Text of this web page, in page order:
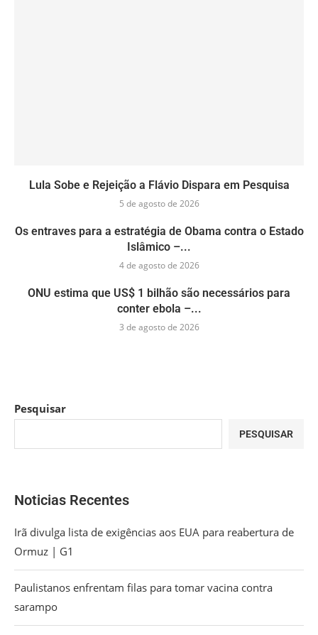
Lula Sobe e Rejeição a Flávio Dispara em Pesquisa
5 de agosto de 2026
Os entraves para a estratégia de Obama contra o Estado
Islâmico –...
4 de agosto de 2026
ONU estima que US$ 1 bilhão são necessários para
conter ebola –...
3 de agosto de 2026
Pesquisar
PESQUISAR
Noticias Recentes
Irã divulga lista de exigências aos EUA para reabertura de
Ormuz | G1
Paulistanos enfrentam filas para tomar vacina contra
sarampo